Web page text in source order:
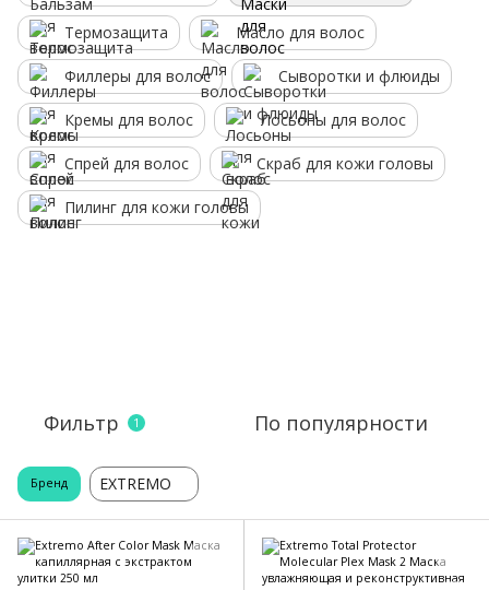
Термозащита Масло для волос
Филлеры для волос Сыворотки и флюиды
Кремы для волос Лосьоны для волос
Спрей для волос Скраб для кожи головы
Пилинг для кожи головы
Фильтр 1 По популярности
Бренд EXTREMO